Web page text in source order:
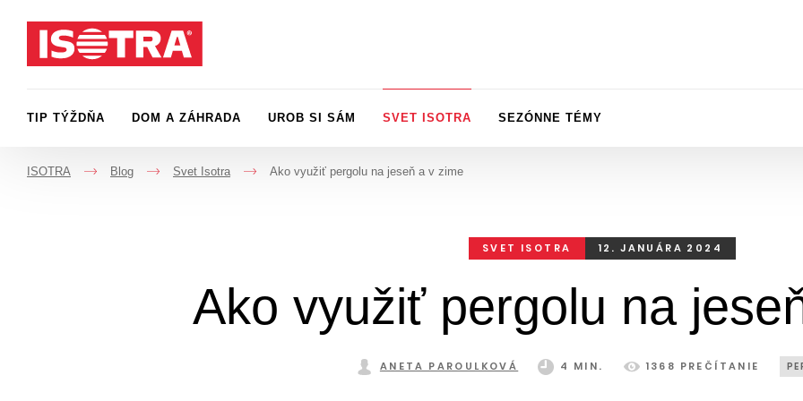
TIP TÝŽDŇA DOM A ZÁHRADA UROB SI SÁM SVET ISOTRA SEZÓNNE TÉMY
ISOTRA
->
Blog
->
Svet Isotra
->
Ako využiť pergolu na jeseň a v zime
SVET ISOTRA 12. JANUÁRA 2024
Ako využiť pergolu na
ANETA PAROULKOVÁ 4 MIN. 1368 PREČÍTANIE